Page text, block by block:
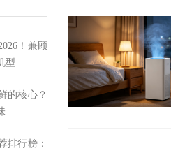
！兼顾
型
的核心？
排行榜：